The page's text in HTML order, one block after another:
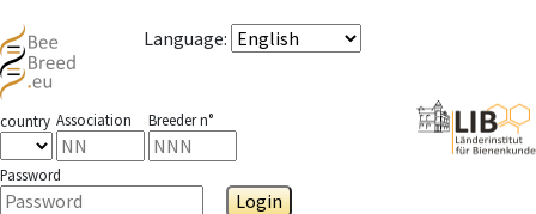
Language:
country Association Breeder n°
Password
Login